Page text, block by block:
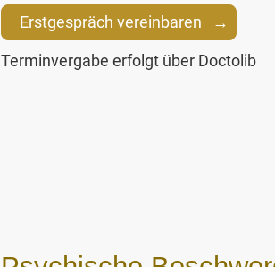
Erstgespräch vereinbaren →
Terminvergabe erfolgt über Doctolib